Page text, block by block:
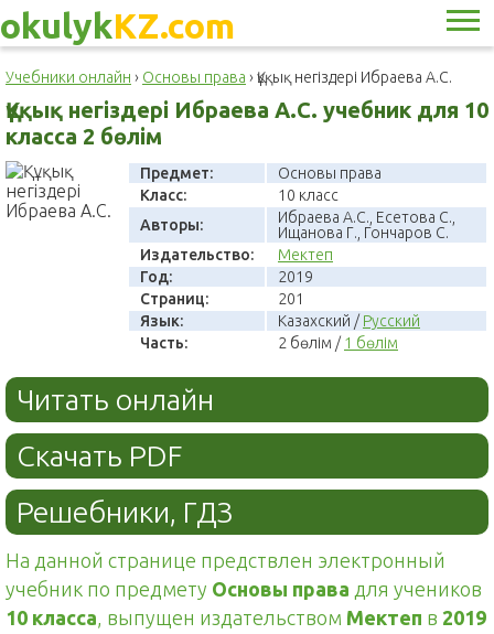
okulykKZ.com
Учебники онлайн › Основы права ›Құқық негіздері Ибраева А.С.
Құқық негіздері Ибраева А.С. учебник для 10
класса 2 бөлім
Предмет:
Основы права
Класс:
10 класс
Авторы:
Ибраева А.С., Есетова С.,
Ищанова Г., Гончаров С.
Издательство:
Мектеп
Год:
2019
Страниц:
201
Язык:
Казахский / Русский
Часть:
2 бөлім / 1 бөлім
Читать онлайн
Скачать PDF
Решебники, ГДЗ
На данной странице предствлен электронный
учебник по предмету Основы права для учеников
10 класса, выпущен издательством Мектеп в 2019